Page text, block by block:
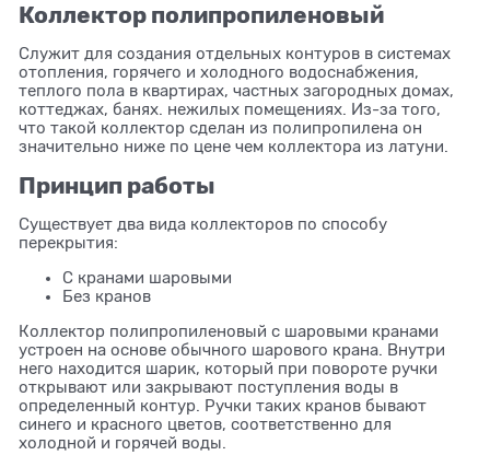
Коллектор полипропиленовый
Служит для создания отдельных контуров в системах
отопления, горячего и холодного водоснабжения,
теплого пола в квартирах, частных загородных домах,
коттеджах, банях. нежилых помещениях. Из-за того,
что такой коллектор сделан из полипропилена он
значительно ниже по цене чем коллектора из латуни.
Принцип работы
Существует два вида коллекторов по способу
перекрытия:
С кранами шаровыми
Без кранов
Коллектор полипропиленовый с шаровыми кранами
устроен на основе обычного шарового крана. Внутри
него находится шарик, который при повороте ручки
открывают или закрывают поступления воды в
определенный контур. Ручки таких кранов бывают
синего и красного цветов, соответственно для
холодной и горячей воды.